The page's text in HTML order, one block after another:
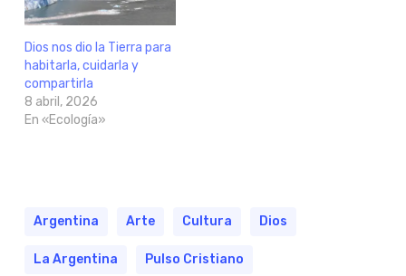
Dios nos dio la Tierra para
habitarla, cuidarla y
compartirla
8 abril, 2026
En «Ecología»
Argentina Arte Cultura Dios
La Argentina Pulso Cristiano